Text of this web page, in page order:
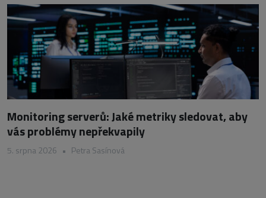
Monitoring serverů: Jaké metriky sledovat, aby
vás problémy nepřekvapily
5. srpna 2026 • Petra Sasínová